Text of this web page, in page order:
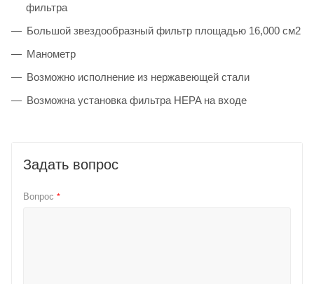
фильтра
Большой звездообразный фильтр площадью 16,000 см2
Манометр
Возможно исполнение из нержавеющей стали
Возможна установка фильтра HEPA на входе
Задать вопрос
Вопрос *